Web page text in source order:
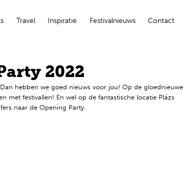
Travel Inspiratie Festivalnieuws Contact
2022
hebben we goed nieuws voor jou! Op de gloednieuwe
met festivallen! En wel op de fantastische locatie Plázs
naar de Opening Party.